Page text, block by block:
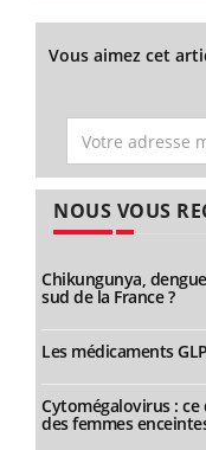
Vous aimez cet
NOUS VOUS
Chikungunya,
sud de la France ?
Les médicaments
Cytomégalovirus : ce
des femmes